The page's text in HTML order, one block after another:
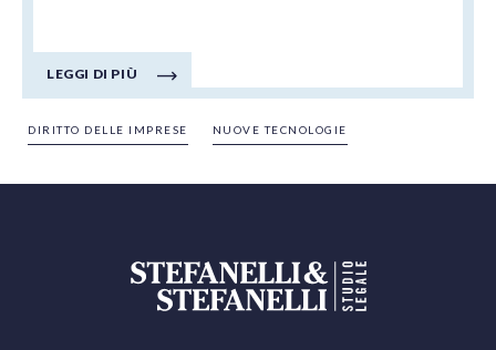
tutele legali. Il presente contributo ha lo scopo di
fornire un primo quadro generale delle
di separati e più dettagliati approfondimenti.
LEGGI DI PIÙ
DIRITTO DELLE IMPRESE NUOVE TECNOLOGIE